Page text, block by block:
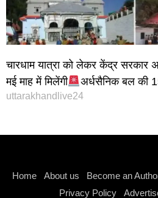
चारधाम यात्रा को लेकर केंद्र सरकार
मई माह में मिलेंगी
अर्धसैनिक बल की
uttarakhandlive24
Home About us Become an
Privacy Policy